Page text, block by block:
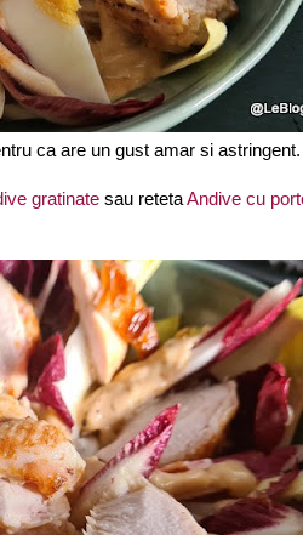
ca are un gust amar si astringent.
gratinate sau retetaAndive cu